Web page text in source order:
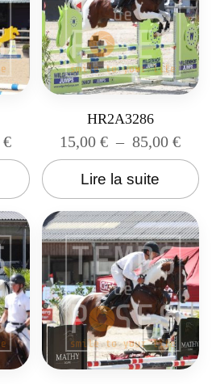
€
HR2A3286
15,00€ – 85,00€
Lire la suite